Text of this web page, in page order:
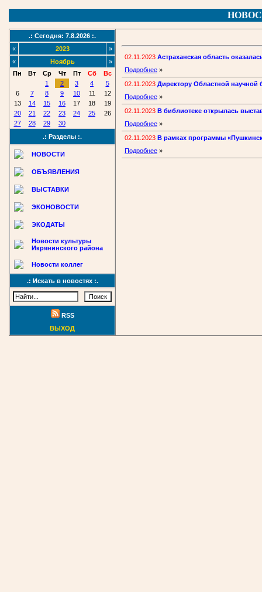
.: Сегодня: 7.8.2026 :.
«
2023
»
«
Ноябрь
»
Пн
Вт Ср Чт Пт Сб
Вс
1
2 3 4
5
6
7 8 9 10 11
12
13
14 15 16 17 18
19
20
21 22 23 24 25
26
27
28 29
30
.: Разделы :.
НОВОСТИ
ОБЪЯВЛЕНИЯ
ВЫСТАВКИ
ЭКОНОВОСТИ
ЭКОДАТЫ
Новости культуры
Икрянинского района
Новости коллег
.: Искать в новостях :.
RSS
ВЫХОД
02.11.2023 Астраханская область
Подробнее »
02.11.2023 Директору Областной научной
Подробнее »
02.11.2023 В библиотеке открылась
Подробнее »
02.11.2023 В рамках программы
Подробнее »